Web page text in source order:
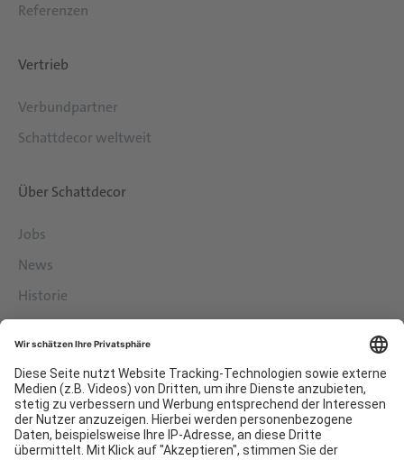
Referenzen
Vertrieb
Verbundpartner
Schattdecor weltweit
Über Schattdecor
Jobs
News
Historie
Services
Downloads
Kontakt